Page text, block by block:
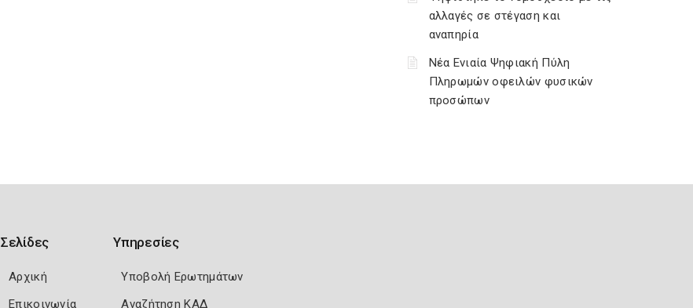
αλλαγές σε στέγαση και
αναπηρία
Νέα Ενιαία Ψηφιακή Πύλη
Πληρωμών οφειλών φυσικών
προσώπων
Σελίδες
Αρχική
Επικοινωνία
Υπηρεσίες
Υποβολή Ερωτημάτων
Αναζήτηση ΚΑΔ